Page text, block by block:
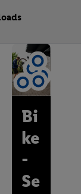
Bi
ke
-
Se